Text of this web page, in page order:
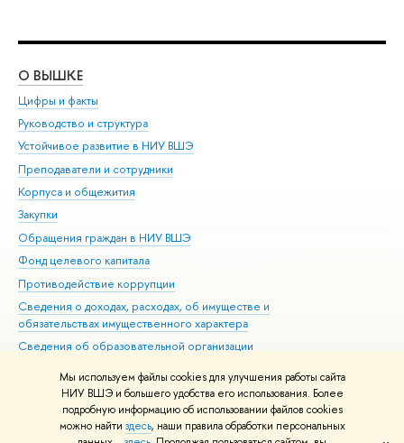
Мы используем файлы cookies для улучшения работы сайта
НИУ ВШЭ и большего удобства его использования. Более
подробную информацию об использовании файлов cookies
можно найти здесь, наши правила обработки персональных
О ВЫШКЕ
Цифры и факты
Руководство и структура
Устойчивое развитие в НИУ ВШЭ
Преподаватели и сотрудники
Корпуса и общежития
Закупки
Обращения граждан в НИУ ВШЭ
Фонд целевого капитала
Противодействие коррупции
Сведения о доходах, расходах, об имуществе и
обязательствах имущественного характера
Сведения об образовательной организации
Людям с ограниченными возможностями здоровья
Единая платежная страница
Работа в Вышке